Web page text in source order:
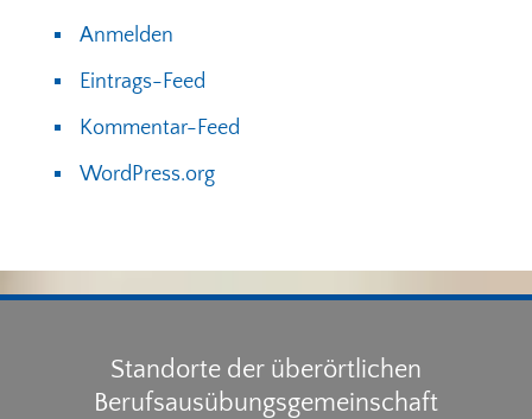
Anmelden
Eintrags-Feed
Kommentar-Feed
WordPress.org
Standorte der überörtlichen
Berufsausübungsgemeinschaft